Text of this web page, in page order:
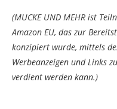
(MUCKE UND MEHR ist
Amazon EU, das zur
konzipiert wurde, mittels
Werbeanzeigen und Links
verdient werden kann.)